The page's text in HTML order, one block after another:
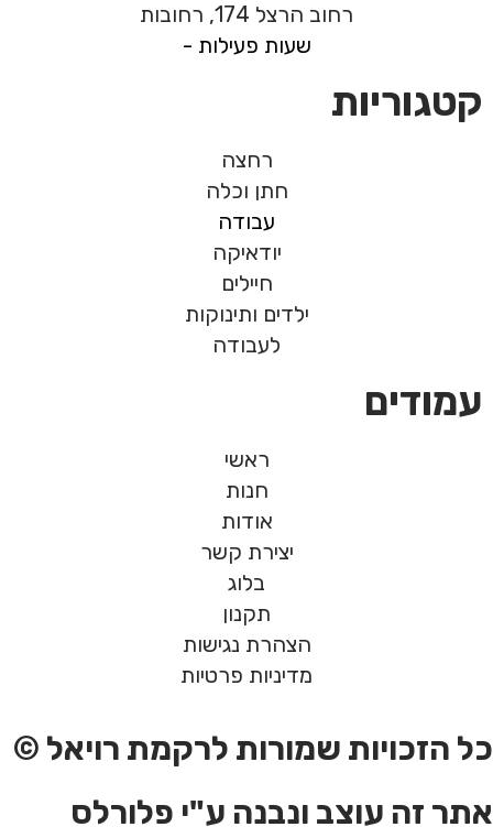
רחוב הרצל 174, רחובות
שעות פעילות -
קטגוריות
רחצה
חתן וכלה
עבודה
יודאיקה
חיילים
ילדים ותינוקות
לעבודה
עמודים
ראשי
חנות
אודות
יצירת קשר
בלוג
תקנון
הצהרת נגישות
מדיניות פרטיות
כל הזכויות שמורות לרקמת רויאל ©
אתר זה עוצב ונבנה ע"י פלורלס